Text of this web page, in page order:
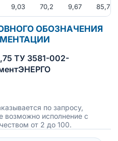
9,03 70,2 9,67 85,7
ОБОЗНАЧЕНИЯ
ТУ 3581-002-
по запросу,
исполнение с
от 2 до 100.